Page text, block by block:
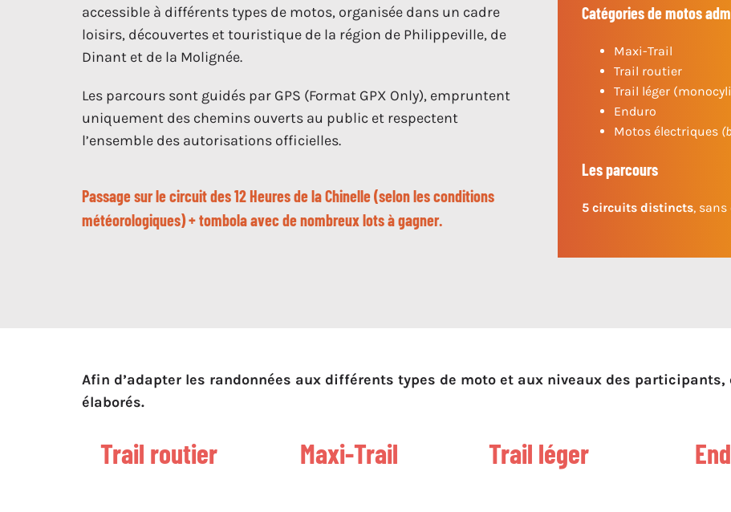
accessible à différents types de motos, organisée dans un cadre
loisirs, découvertes et touristique de la région de Philippeville, de
Dinant et de la Molignée.
Les parcours sont guidés par GPS (Format GPX Only), empruntent
uniquement des chemins ouverts au public et respectent
l’ensemble des autorisations officielles.
Passage sur le circuit des 12 Heures de la Chinelle (selon les conditions
météorologiques) + tombola avec de nombreux lots à gagner.
Catégories de motos
Maxi-Trail
Trail routier
Trail léger
Enduro
Motos électriques
Les parcours
5 circuits distincts,
Afin d’adapter les randonnées aux différents types de moto et aux niveaux des
élaborés.
Trail routier Maxi-Trail Trail léger